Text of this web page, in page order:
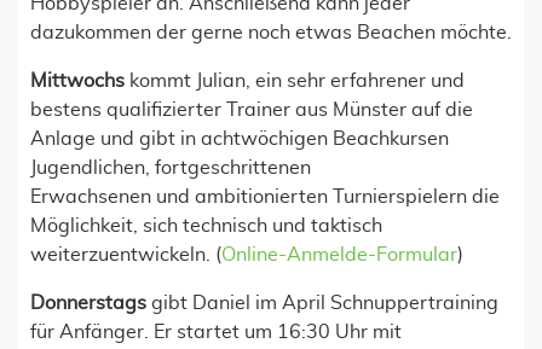
dazukommen der gerne noch etwas Beachen möchte.
Mittwochs kommt Julian, ein sehr erfahrener und
bestens qualifizierter Trainer aus Münster auf die
Anlage und gibt in achtwöchigen Beachkursen
Jugendlichen, fortgeschrittenen
Erwachsenen und ambitionierten Turnierspielern die
Möglichkeit, sich technisch und taktisch
weiterzuentwickeln. (Online-Anmelde-Formular)
Donnerstags gibt Daniel im April Schnuppertraining
für Anfänger. Er startet um 16:30 Uhr mit